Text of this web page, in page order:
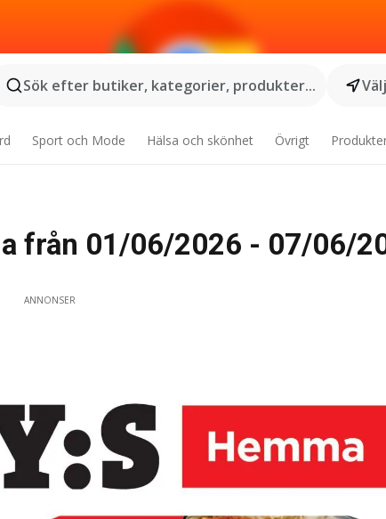
Sök efter butiker, kategorier, produkter...
Sport och Mode Hälsa och skönhet Övrigt
från 01/06/2026 - 07/06/
ANNONSER